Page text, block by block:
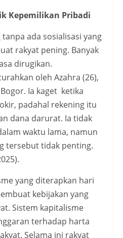
Kepemilikan Pribadi
ada sosialisasi yang
rakyat pening. Banyak
dirugikan.
oleh Azahra (26),
Ia kaget ketika
padahal rekening itu
dana darurat. Ia tidak
waktu lama, namun
tersebut tidak penting.
yang diterapkan hari
kebijakan yang
Sistem kapitalisme
terhadap harta
Selama ini rakyat